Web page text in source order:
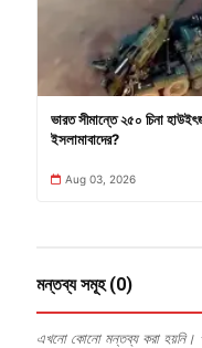
ভারত সীমান্তে ২৫০ চিনা
ইসলামাবাদের?
Aug 03, 2026
মন্তব্য সমূহ (0)
এখনো কোনো মন্তব্য করা হয়নি।